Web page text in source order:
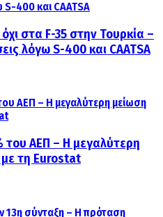
στα F-35 στην Τουρκία –
λόγω S-400 και CAATSA
του ΑΕΠ – Η μεγαλύτερη
τη Eurostat